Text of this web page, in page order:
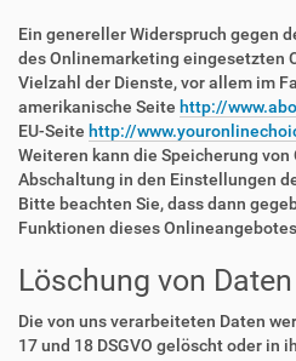
Ein genereller Widerspruch gegen
des Onlinemarketing eingesetzten
Vielzahl der Dienste, vor allem im
amerikanische Seite http://
EU-Seite http://
Weiteren kann die Speicherung
Abschaltung in den Einstellungen
Bitte beachten Sie, dass dann
Funktionen dieses
Löschung von Daten
Die von uns verarbeiteten Daten
17 und 18 DSGVO gelöscht oder in